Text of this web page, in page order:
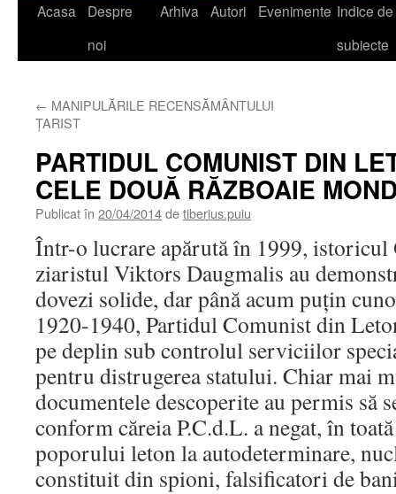
Acasa
Despre
noi
Arhiva Autori Evenimente Indice de
subiecte
← MANIPULĂRILE RECENSĂMÂNTULUI
ŢARIST
PARTIDUL COMUNIST DIN
CELE DOUĂ RĂZBOAIE
Publicat în 20/04/2014detiberius.puiu
Într-o lucrare apărută în 1999, istoricul
ziaristul Viktors Daugmalis au
dovezi solide, dar până acum puţin
1920-1940, Partidul Comunist din
pe deplin sub controlul serviciilor
pentru distrugerea statului. Chiar mai
documentele descoperite au permis să
conform căreia P.C.d.L. a negat, în
poporului leton la autodeterminare,
constituit din spioni, falsificatori de